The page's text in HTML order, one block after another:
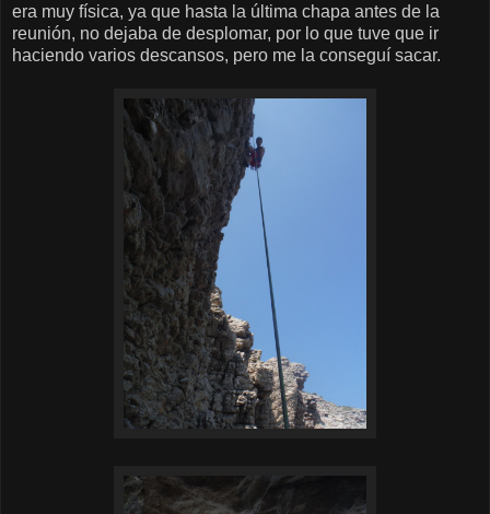
era muy física, ya que hasta la última chapa antes de la
reunión, no dejaba de desplomar, por lo que tuve que ir
haciendo varios descansos, pero me la conseguí sacar.